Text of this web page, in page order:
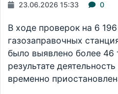
23.06.2026 15:33 0
В ходе проверок на 6
газозаправочных
было выявлено более
результате
временно